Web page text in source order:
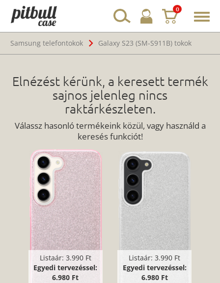
0
Samsung telefontokok
Galaxy S23 (SM-S911B) tokok
Elnézést kérünk, a keresett termék
sajnos jelenleg nincs
raktárkészleten.
Válassz hasonló termékeink közül, vagy használd a
keresés funkciót!
Listaár: 3.990 Ft
Egyedi tervezéssel:
6.980 Ft
Listaár:3.990 Ft
Egyedi tervezéssel:
6.980 Ft